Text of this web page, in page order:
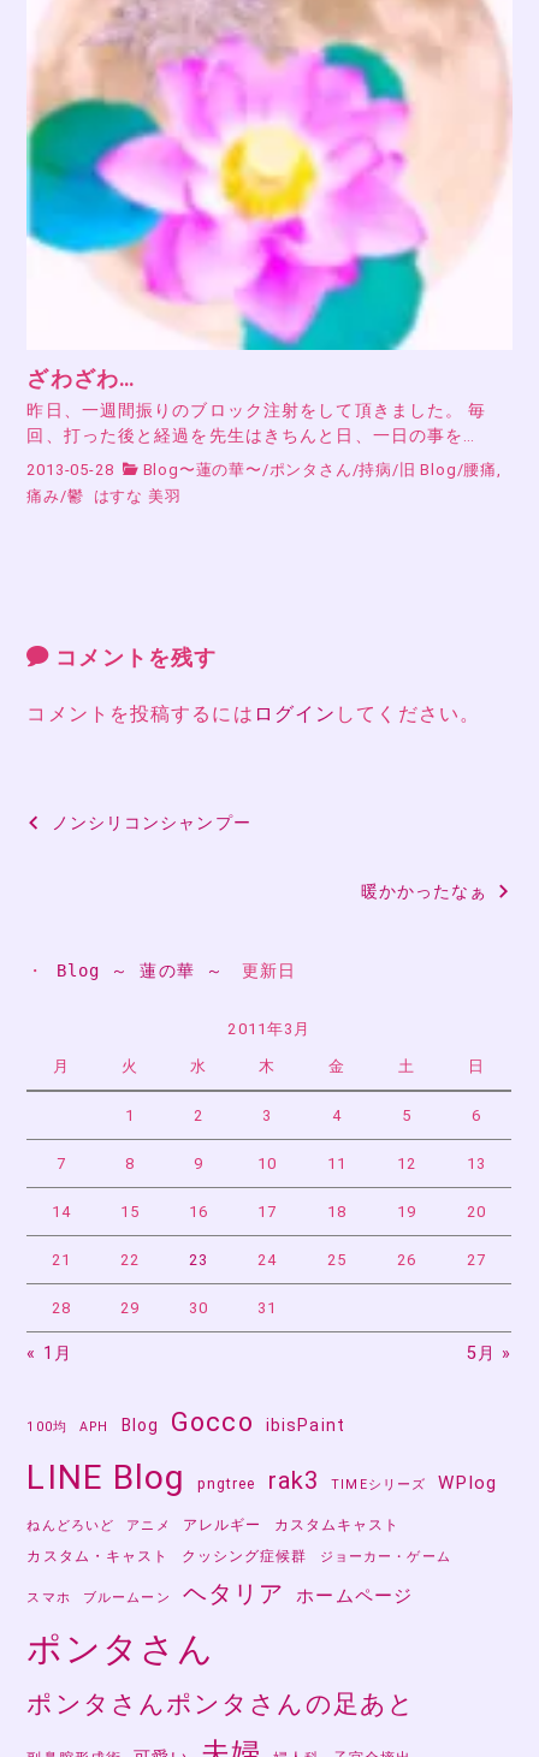
ざわざわ…
昨日、一週間振りのブロック注射をして頂きました。 毎
回、打った後と経過を先生はきちんと日、一日の事を…
2013-05-28 Blog〜蓮の華〜 /ポンタさん /持病 /旧 Blog /腰痛,
痛み/鬱 はすな 美羽
コメントを残す
コメントを投稿するには ログイン してください。
投
ノンシリコンシャンプー
暖かかったなぁ
・ Blog ～ 蓮の華 ～ 更新日
2011年3月
月 火 水 木 金 土 日
1 2 3 4 5 6
7 8 9 10 11 12 13
14 15 16 17 18 19 20
21 22 23 24 25 26 27
28 29 30 31
« 1月 5月 »
100均 APH Blog Gocco ibisPaint
LINE Blog pngtree rak3 TIMEシリーズ WPlog
ねんどろいど アニメ アレルギー
カスタムキャスト
カスタム・キャスト
クッシング症候群 ジョーカー・ゲーム
スマホ ブルームーン ヘタリア ホームページ
ポンタさん
ポンタさんポンタさんの足あと